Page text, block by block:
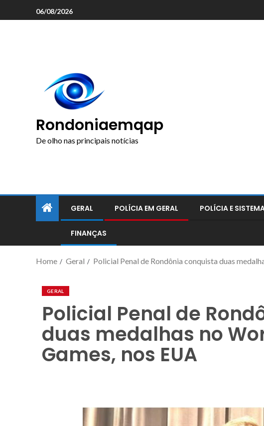
06/08/2026
Rondoniaemqap
De olho nas principais notícias
GERAL POLÍCIA EM GERAL POLÍCIA E
FINANÇAS
Home Geral Policial Penal de Rondônia conquista duas
GERAL
Policial Penal de
duas medalhas no
Games, nos EUA